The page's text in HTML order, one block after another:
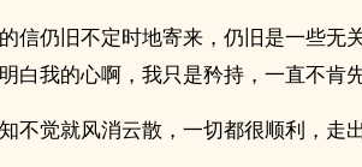
信仍旧不定时地寄来，仍旧是一些无
白我的心啊，我只是矜持，一直不肯
不觉就风消云散，一切都很顺利，走